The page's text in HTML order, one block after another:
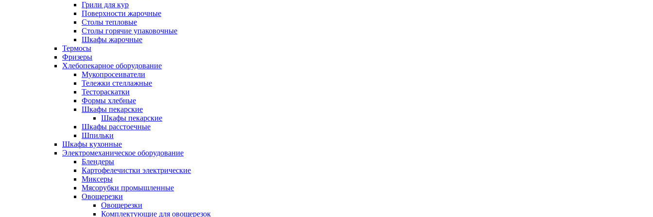
Грили для кур
Поверхности жарочные
Столы тепловые
Столы горячие упаковочные
Шкафы жарочные
Термосы
Фризеры
Хлебопекарное оборудование
Мукопросеиватели
Тележки стеллажные
Тестораскатки
Формы хлебные
Шкафы пекарские
Шкафы пекарские
Шкафы расстоечные
Шпильки
Шкафы кухонные
Электромеханическое оборудование
Блендеры
Картофелечистки электрические
Миксеры
Мясорубки промышленные
Овощерезки
Овощерезки
Комплектующие для овощерезок